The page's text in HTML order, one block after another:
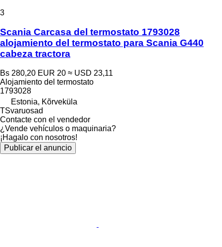
3
Scania Carcasa del termostato 1793028
alojamiento del termostato para Scania G440
cabeza tractora
Bs 280,20 EUR 20 ≈ USD 23,11
Alojamiento del termostato
1793028
Estonia, Kõrveküla
TSvaruosad
Contacte con el vendedor
¿Vende vehículos o maquinaria?
¡Hagalo con nosotros!
Publicar el anuncio